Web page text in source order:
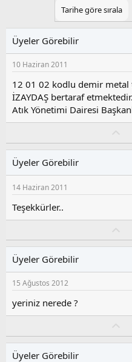
i
Tarihe göre sırala
Üyeler Görebilir
10 Haziran 2011
12 01 02 kodlu demir metal
İZAYDAŞ bertaraf
Atık Yönetimi Dairesi
y
Üyeler Görebilir
14 Haziran 2011
Teşekkürler..
y
Üyeler Görebilir
15 Ağustos 2012
yeriniz nerede ?
y
Üyeler Görebilir